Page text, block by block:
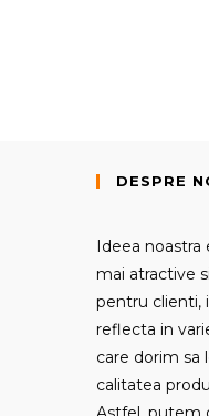
DESPRE
Ideea noastra
mai atractive
pentru clienti,
reflecta in
care dorim sa
calitatea